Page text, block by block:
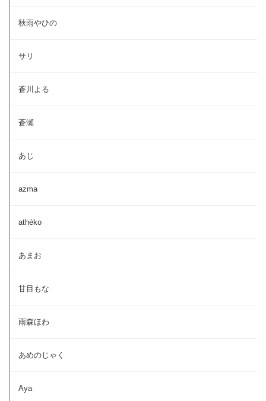
秋雨やひの
サリ
蒼川よる
蒼瀬
あじ
azma
athéko
あまお
甘目もな
雨森ほわ
あめのじゃく
Aya